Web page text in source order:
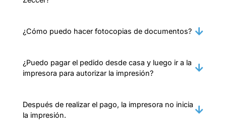
¿Cómo puedo hacer fotocopias de documentos?
¿Puedo pagar el pedido desde casa y luego ir a la
impresora para autorizar la impresión?
Después de realizar el pago, la impresora no inicia
la impresión.